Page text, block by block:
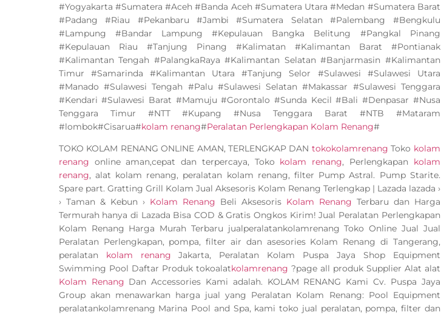
#Yogyakarta #Sumatera #Aceh #Banda Aceh #Sumatera Utara #Medan #Sumatera Barat
#Padang #Riau #Pekanbaru #Jambi #Sumatera Selatan #Palembang #Bengkulu
#Lampung #Bandar Lampung #Kepulauan Bangka Belitung #Pangkal Pinang
#Kepulauan Riau #Tanjung Pinang #Kalimatan #Kalimantan Barat #Pontianak
#Kalimantan Tengah #PalangkaRaya #Kalimantan Selatan #Banjarmasin #Kalimantan
Timur #Samarinda #Kalimantan Utara #Tanjung Selor #Sulawesi #Sulawesi Utara
#Manado #Sulawesi Tengah #Palu #Sulawesi Selatan #Makassar #Sulawesi Tenggara
#Kendari #Sulawesi Barat #Mamuju #Gorontalo #Sunda Kecil #Bali #Denpasar #Nusa
Tenggara Timur #NTT #Kupang #Nusa Tenggara Barat #NTB #Mataram
#lombok#Cisarua#kolam renang#Peralatan Perlengkapan Kolam Renang#
TOKO KOLAM RENANG ONLINE AMAN, TERLENGKAP DAN tokokolamrenang Toko kolam
renang online aman,cepat dan terpercaya, Toko kolam renang, Perlengkapan kolam
renang, alat kolam renang, peralatan kolam renang, filter Pump Astral. Pump Starite.
Spare part. Gratting Grill Kolam Jual Aksesoris Kolam Renang Terlengkap | Lazada lazada ›
› Taman & Kebun ›Kolam Renang Beli Aksesoris Kolam Renang Terbaru dan Harga
Termurah hanya di Lazada Bisa COD & Gratis Ongkos Kirim! Jual Peralatan Perlengkapan
Kolam Renang Harga Murah Terbaru jualperalatankolamrenang Toko Online Jual Jual
Peralatan Perlengkapan, pompa, filter air dan asesories Kolam Renang di Tangerang,
peralatan kolam renang Jakarta, Peralatan Kolam Puspa Jaya Shop Equipment
Swimming Pool Daftar Produk tokoalatkolamrenang ?page all produk Supplier Alat alat
Kolam Renang Dan Accessories Kami adalah. KOLAM RENANG Kami Cv. Puspa Jaya
Group akan menawarkan harga jual yang Peralatan Kolam Renang: Pool Equipment
peralatankolamrenang Marina Pool and Spa, kami toko jual peralatan, pompa, filter dan